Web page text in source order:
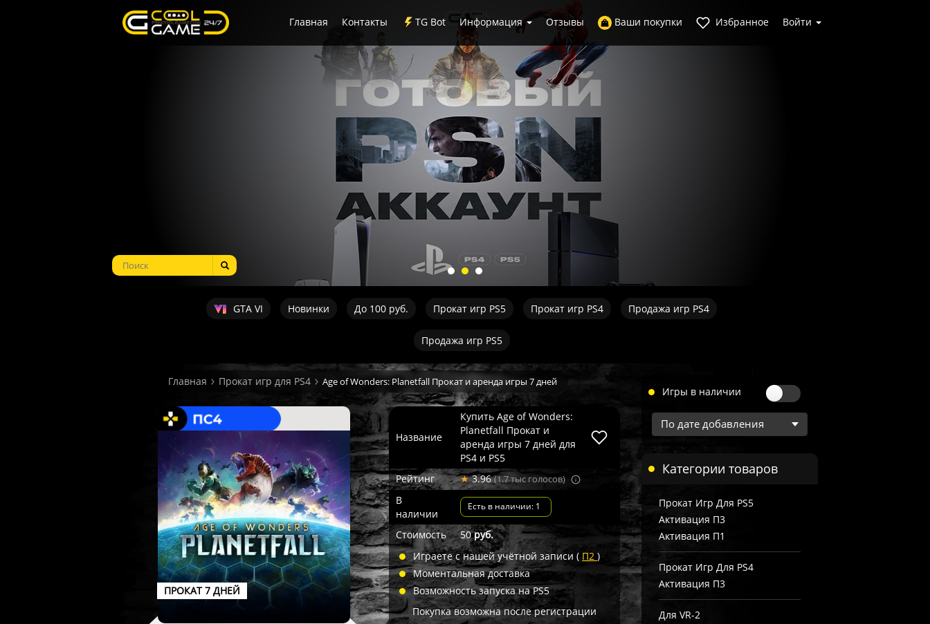
Главная Контакты TG Bot Информация Отзывы Ваши покупки Избранное Войти
GTA VI Новинки До 100 руб. Прокат игр PS5 Прокат игр PS4 Продажа игр PS4
Продажа игр PS5
Главная Прокат игр для PS4 Age of Wonders: Planetfall Прокат и аренда игры 7 дней
ПРОКАТ 7 ДНЕЙ
Название
Купить Age of Wonders:
Planetfall Прокат и
аренда игры 7 дней для
PS4 и PS5
Рейтинг
★3.96(1.7 тыс голосов)
В
наличии
Есть в наличии: 1
Стоимость 50руб.
Играете с нашей учётной записи ( П2)
Моментальная доставка
Возможность запуска на PS5
Покупка возможна после регистрации
Игры в наличии
Категории товаров
Прокат Игр Для PS5
Активация П3
Активация П1
Прокат Игр Для PS4
Активация П3
Для VR-2